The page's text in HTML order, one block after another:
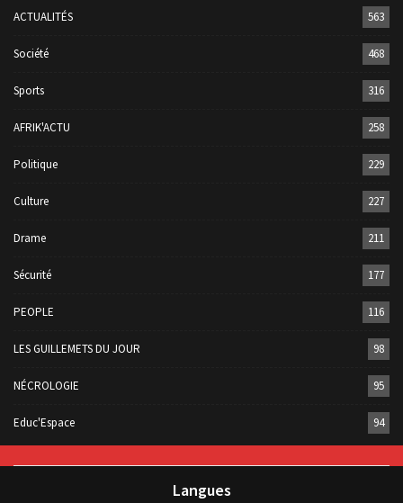
ACTUALITÉS 563
Société 468
Sports 316
AFRIK'ACTU 258
Politique 229
Culture 227
Drame 211
Sécurité 177
PEOPLE 116
LES GUILLEMETS DU JOUR 98
NÉCROLOGIE 95
Educ'Espace 94
Langues